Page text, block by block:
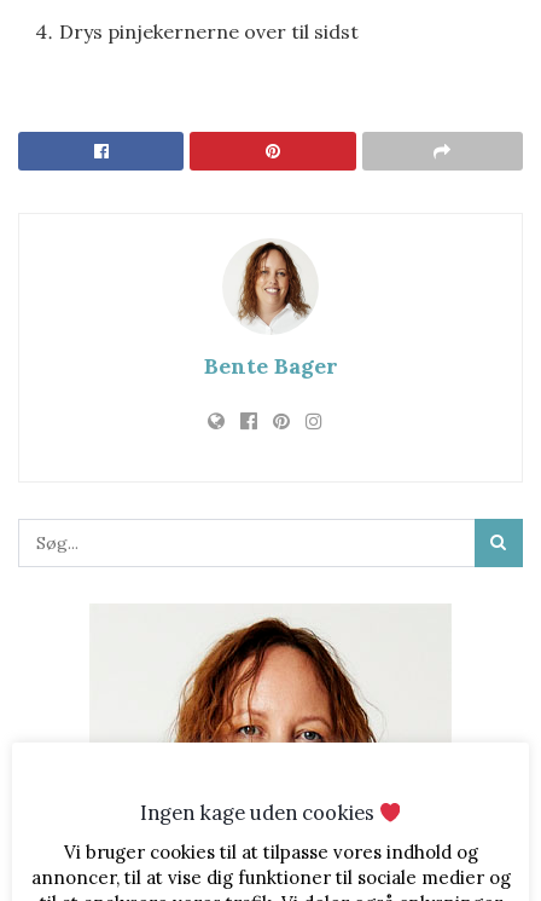
Drys pinjekernerne over til sidst
Bente Bager
Ingen kage uden cookies
Vi bruger cookies til at tilpasse vores indhold og
annoncer, til at vise dig funktioner til sociale medier og